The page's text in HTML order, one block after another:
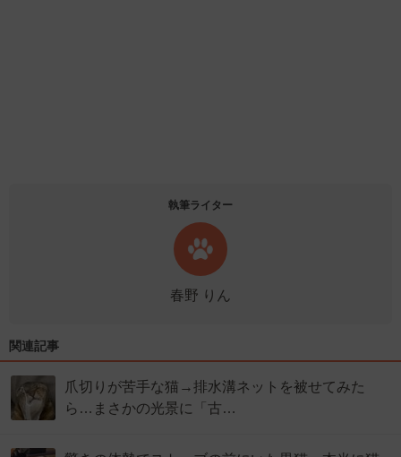
執筆ライター
春野 りん
関連記事
爪切りが苦手な猫→排水溝ネットを被せてみた
ら…まさかの光景に「古…